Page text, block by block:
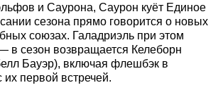
и Саурона, Саурон куёт Единое
сезона прямо говорится о новых
союзах. Галадриэль при этом
в сезон возвращается Келеборн
Бауэр), включая флешбэк в
первой встречей.